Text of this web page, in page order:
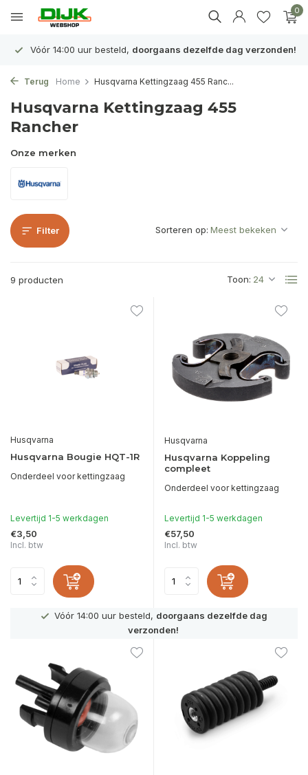
0
Vóór 14:00 uur besteld, doorgaans dezelfde dag verzonden!
Terug Home Husqvarna Kettingzaag 455 Ranc...
Husqvarna Kettingzaag 455
Rancher
Onze merken
Filter
9 producten Toon:
Sorteren op:
Husqvarna
Husqvarna Bougie HQT-1R
Onderdeel voor kettingzaag
Levertijd 1-5 werkdagen
€3,50
Incl. btw
Husqvarna
Husqvarna Koppeling
compleet
Onderdeel voor kettingzaag
Levertijd 1-5 werkdagen
€57,50
Incl. btw
Vóór 14:00 uur besteld,doorgaans dezelfde dag
verzonden!